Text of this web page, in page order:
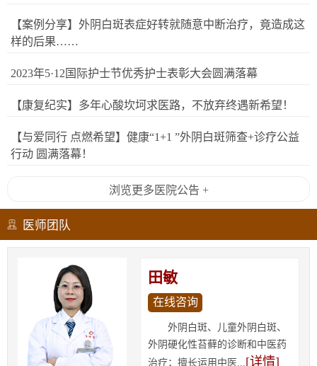
【案例分享】外阴白斑表症好转就随意中断治疗，竟造成这
样的后果……
2023年5·12国际护士节优秀护士表彰大会圆满落幕
【康复纪实】多年心酸坎坷求医路，不放弃终遇新希望！
【与爱同行 点燃希望】健康“1+1 ”外阴白斑筛查+诊疗公益
行动 圆满落幕！
浏览更多医院公告 +
医师团队
田敏
在线咨询
外阴白斑、儿童外阴白斑、
外阴硬化性苔藓的诊断和中医药
治疗；擅长运用中医...[详情]